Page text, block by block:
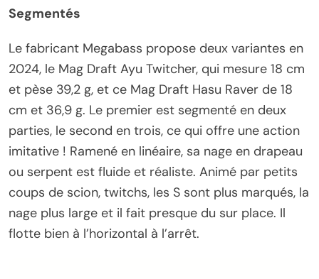
Segmentés
Le fabricant Megabass propose deux variantes en
2024, le Mag Draft Ayu Twitcher, qui mesure 18 cm
et pèse 39,2 g, et ce Mag Draft Hasu Raver de 18
cm et 36,9 g. Le premier est segmenté en deux
parties, le second en trois, ce qui offre une action
imitative ! Ramené en linéaire, sa nage en drapeau
ou serpent est fluide et réaliste. Animé par petits
coups de scion, twitchs, les S sont plus marqués, la
nage plus large et il fait presque du sur place. Il
flotte bien à l’horizontal à l’arrêt.